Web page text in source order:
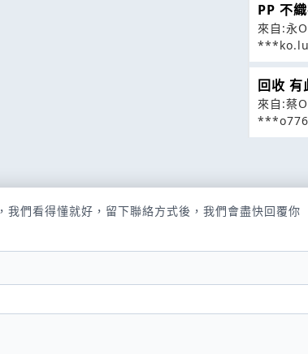
PP 不
來自:永
回收 有
來自:蔡
們看得懂就好，留下聯絡方式後，我們會盡快回覆你